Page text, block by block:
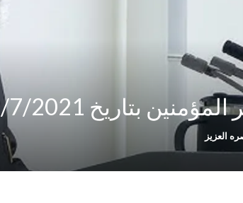
بتاريخ 2/7/2021
العزيز